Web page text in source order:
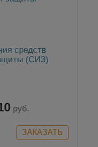
средств
(СИЗ)
руб.